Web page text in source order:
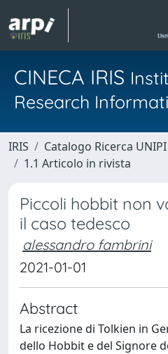
CINECA IRIS
Research
IRIS Catalogo Ricerca UNIPI
1.1 Articolo in rivista
Piccoli hobbit non
il caso tedesco
alessandro fambrini
2021-01-01
Abstract
La ricezione di Tolkien in
dello Hobbit e del Signore